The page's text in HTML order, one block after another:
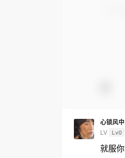
心锁风中
LV Lv0
就服你